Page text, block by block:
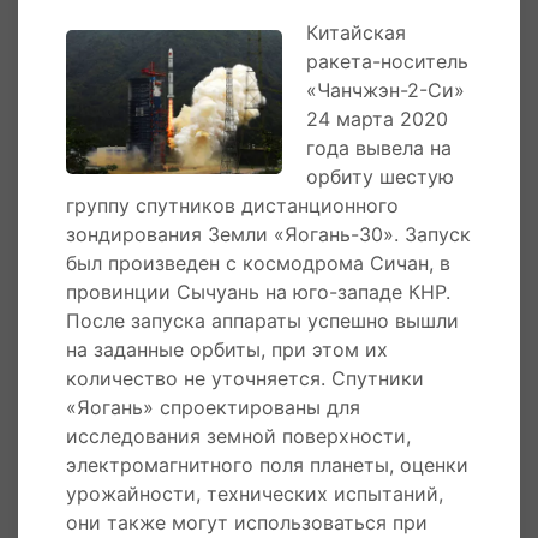
запуск пяти спутников дистанционного
зондирования Земли серии «Нинся-1» с
помощью ракеты-носителя «Чанчжэн-6».
Аппараты успешно вышли на заданную орбиту.
Спутники серии «Нинся-1» являются
коммерческим проектом компании Ningxia
jingui xinxi jishu. Нынешний запуск стал 318-м
для ракет-носителей серии «Чанчжэн».
5 ноября 2019 годаракета-носитель
«Чанчжэн-3В» успешно вывела на орбиту
спутник навигационной системы Beidou-3.
Запуск стал 317-м для ракеты-носителя
серии. Всего Китай вывел на орбиту в общей
сложности 49 спутников Beidou, из них 24
относятся к системе BDS-3. Аппарат стал
третьим по счету спутником BDS-3,
запущенным на наклонную геосинхронную
Китайская
ракета-носитель
«Чанчжэн-2-Си»
24 марта 2020
года вывела на
орбиту шестую
группу спутников дистанционного
зондирования Земли «Яогань-30». Запуск
был произведен с космодрома Сичан, в
провинции Сычуань на юго-западе КНР.
После запуска аппараты успешно вышли
на заданные орбиты, при этом их
количество не уточняется. Спутники
«Яогань» спроектированы для
исследования земной поверхности,
электромагнитного поля планеты, оценки
урожайности, технических испытаний,
они также могут использоваться при